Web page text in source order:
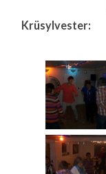
Krüsylvester: